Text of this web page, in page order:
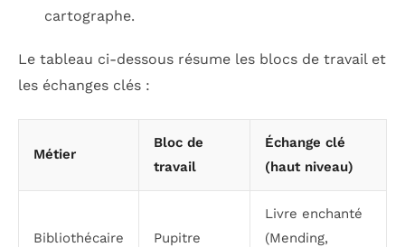
cartographe.
Le tableau ci-dessous résume les blocs de travail et
les échanges clés :
Métier
Bloc de
travail
Échange clé
(haut niveau)
Bibliothécaire Pupitre
Livre enchanté
(Mending,